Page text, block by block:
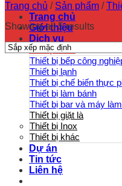
Trang chủ
Giới thiệu
Dịch vụ
Sản phẩm
Thiết bị bếp công
Thiết bị lạnh
Thiết bị chế biến thực
Thiết bị làm bánh
Thiết bị bar và máy
Thiết bị giặt là
Thiết bị Inox
Thiết bị khác
Dự án
Tin tức
Liên hệ
Trang chủ / Sản phẩm /
Showing all 5 results